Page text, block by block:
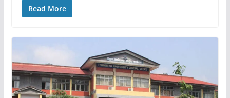
Read More